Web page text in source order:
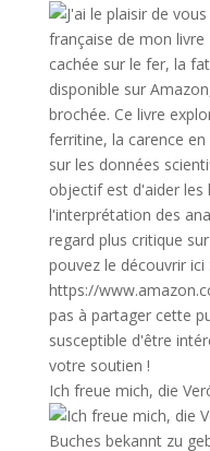
Ich freue mich, die